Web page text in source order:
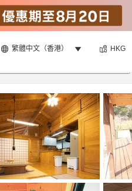
繁體中文（香港） HKG